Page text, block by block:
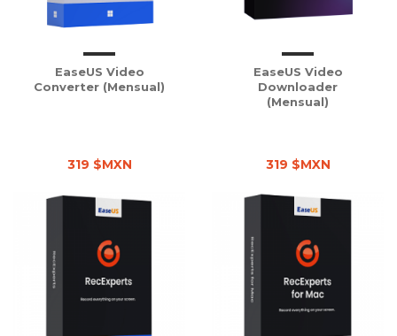
EaseUS Video
Converter (Mensual)
319 $MXN
EaseUS Video
Downloader
(Mensual)
319 $MXN